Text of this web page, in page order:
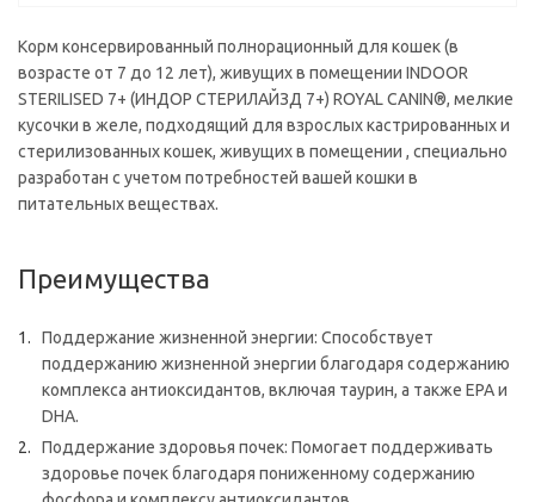
Корм консервированный полнорационный для кошек (в
возрасте от 7 до 12 лет), живущих в помещении INDOOR
STERILISED 7+ (ИНДОР СТЕРИЛАЙЗД 7+) ROYAL CANIN®, мелкие
кусочки в желе, подходящий для взрослых кастрированных и
стерилизованных кошек, живущих в помещении , специально
разработан с учетом потребностей вашей кошки в
питательных веществах.
Преимущества
Поддержание жизненной энергии: Способствует
поддержанию жизненной энергии благодаря содержанию
комплекса антиоксидантов, включая таурин, а также EPA и
DHA.
Поддержание здоровья почек: Помогает поддерживать
здоровье почек благодаря пониженному содержанию